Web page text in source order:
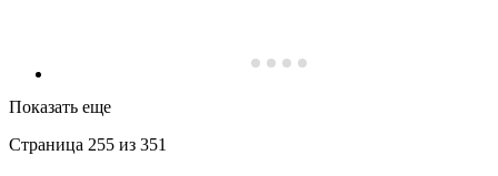
Показать еще
Страница 255 из 351